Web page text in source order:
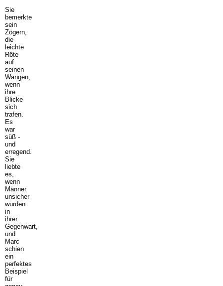
Sie
bemerkte
sein
Zögern,
die
leichte
Röte
auf
seinen
Wangen,
wenn
ihre
Blicke
sich
trafen.
Es
war
süß -
und
erregend.
Sie
liebte
es,
wenn
Männer
unsicher
wurden
in
ihrer
Gegenwart,
und
Marc
schien
ein
perfektes
Beispiel
für